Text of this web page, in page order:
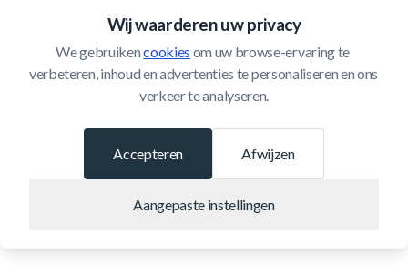
Wij waarderen uw privacy
We gebruiken cookies om uw browse-ervaring te
verbeteren, inhoud en advertenties te personaliseren en ons
verkeer te analyseren.
Afwijzen
Aangepaste instellingen
Accepteren
Klantenservice